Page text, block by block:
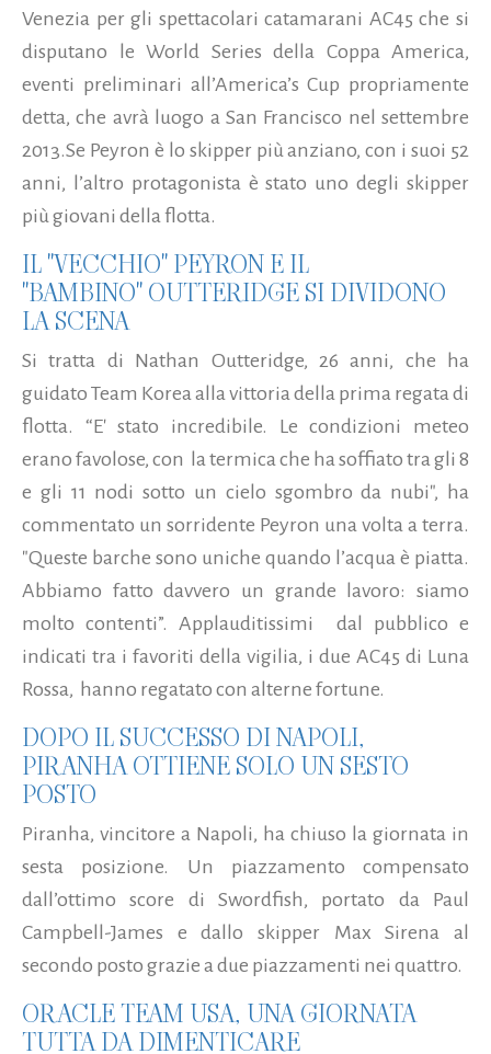
Venezia per gli spettacolari catamarani AC45 che si
disputano le World Series della Coppa America,
eventi preliminari all’America’s Cup propriamente
detta, che avrà luogo a San Francisco nel settembre
2013.Se Peyron è lo skipper più anziano, con i suoi 52
anni, l’altro protagonista è stato uno degli skipper
più giovani della flotta.
IL "VECCHIO" PEYRON E IL
"BAMBINO" OUTTERIDGE SI DIVIDONO
LA SCENA
Si tratta di Nathan Outteridge, 26 anni, che ha
guidato Team Korea alla vittoria della prima regata di
flotta. “E' stato incredibile. Le condizioni meteo
erano favolose, con la termica che ha soffiato tra gli 8
e gli 11 nodi sotto un cielo sgombro da nubi", ha
commentato un sorridente Peyron una volta a terra.
"Queste barche sono uniche quando l’acqua è piatta.
Abbiamo fatto davvero un grande lavoro: siamo
molto contenti”. Applauditissimi dal pubblico e
indicati tra i favoriti della vigilia, i due AC45 di Luna
Rossa, hanno regatato con alterne fortune.
DOPO IL SUCCESSO DI NAPOLI,
PIRANHA OTTIENE SOLO UN SESTO
POSTO
Piranha, vincitore a Napoli, ha chiuso la giornata in
sesta posizione. Un piazzamento compensato
dall’ottimo score di Swordfish, portato da Paul
Campbell-James e dallo skipper Max Sirena al
secondo posto grazie a due piazzamenti nei quattro.
ORACLE TEAM USA, UNA GIORNATA
TUTTA DA DIMENTICARE